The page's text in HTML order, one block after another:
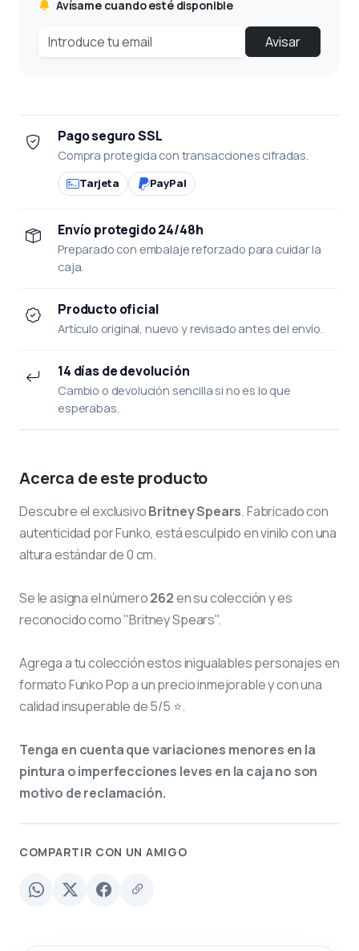
Avísame cuando esté disponible
Avisar
Pago seguro SSL
Compra protegida con transacciones cifradas.
Tarjeta PayPal
Envío protegido 24/48h
Preparado con embalaje reforzado para cuidar la
caja.
Producto oficial
Artículo original, nuevo y revisado antes del envío.
14 días de devolución
Cambio o devolución sencilla si no es lo que
esperabas.
Acerca de este producto
Descubre el exclusivoBritney Spears. Fabricado con
autenticidad por Funko, está esculpido en vinilo con una
altura estándar de 0 cm.
Se le asigna el número262en su colección y es
reconocido como "Britney Spears".
Agrega a tu colección estos inigualables personajes en
formato Funko Pop a un precio inmejorable y con una
calidad insuperable de 5/5 ⭐.
Tenga en cuenta que variaciones menores en la
pintura o imperfecciones leves en la caja no son
motivo de reclamación.
COMPARTIR CON UN AMIGO